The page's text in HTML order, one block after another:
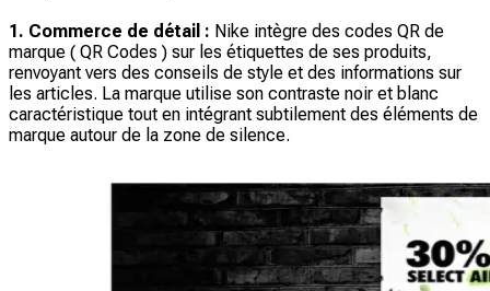
1. Commerce de détail : Nike intègre des codes QR de
marque ( QR Codes ) sur les étiquettes de ses produits,
renvoyant vers des conseils de style et des informations sur
les articles. La marque utilise son contraste noir et blanc
caractéristique tout en intégrant subtilement des éléments de
marque autour de la zone de silence.